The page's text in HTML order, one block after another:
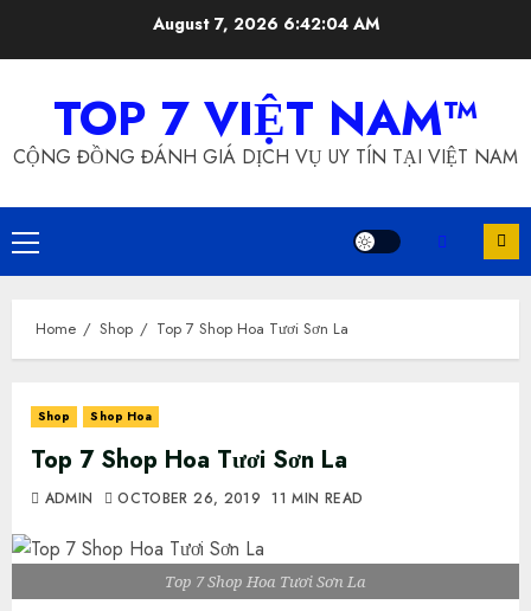
August 7, 2026 6:42:05 AM
TOP 7 VIỆT NAM™
CỘNG ĐỒNG ĐÁNH GIÁ DỊCH VỤ UY TÍN TẠI VIỆT NAM
Primary
Menu
Home Shop Top 7 Shop Hoa Tươi Sơn La
Shop Shop Hoa
Top 7 Shop Hoa Tươi Sơn La
ADMIN OCTOBER 26, 2019 11 MIN READ
Top 7 Shop Hoa Tươi Sơn La